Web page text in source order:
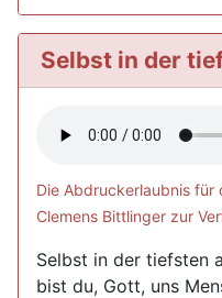
Selbst in der
Die Abdruckerlaubnis für
Clemens Bittlinger zur
Selbst in der tiefsten
bist du, Gott, uns